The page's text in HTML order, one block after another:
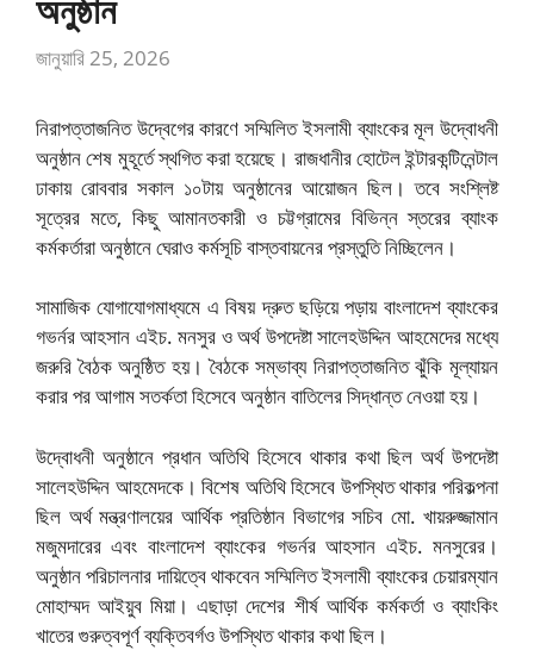
অনুষ্ঠান
জানুয়ারি 25, 2026
নিরাপত্তাজনিত উদ্বেগের কারণে সম্মিলিত ইসলামী ব্যাংকের মূল উদ্বোধনী
অনুষ্ঠান শেষ মুহূর্তে স্থগিত করা হয়েছে। রাজধানীর হোটেল ইন্টারকন্টিনেন্টাল
ঢাকায় রোববার সকাল ১০টায় অনুষ্ঠানের আয়োজন ছিল। তবে সংশ্লিষ্ট
সূত্রের মতে, কিছু আমানতকারী ও চট্টগ্রামের বিভিন্ন স্তরের ব্যাংক
কর্মকর্তারা অনুষ্ঠানে ঘেরাও কর্মসূচি বাস্তবায়নের প্রস্তুতি নিচ্ছিলেন।
সামাজিক যোগাযোগমাধ্যমে এ বিষয় দ্রুত ছড়িয়ে পড়ায় বাংলাদেশ ব্যাংকের
গভর্নর আহসান এইচ. মনসুর ও অর্থ উপদেষ্টা সালেহউদ্দিন আহমেদের মধ্যে
জরুরি বৈঠক অনুষ্ঠিত হয়। বৈঠকে সম্ভাব্য নিরাপত্তাজনিত ঝুঁকি মূল্যায়ন
করার পর আগাম সতর্কতা হিসেবে অনুষ্ঠান বাতিলের সিদ্ধান্ত নেওয়া হয়।
উদ্বোধনী অনুষ্ঠানে প্রধান অতিথি হিসেবে থাকার কথা ছিল অর্থ উপদেষ্টা
সালেহউদ্দিন আহমেদকে। বিশেষ অতিথি হিসেবে উপস্থিত থাকার পরিকল্পনা
ছিল অর্থ মন্ত্রণালয়ের আর্থিক প্রতিষ্ঠান বিভাগের সচিব মো. খায়রুজ্জামান
মজুমদারের এবং বাংলাদেশ ব্যাংকের গভর্নর আহসান এইচ. মনসুরের।
অনুষ্ঠান পরিচালনার দায়িত্বে থাকবেন সম্মিলিত ইসলামী ব্যাংকের চেয়ারম্যান
মোহাম্মদ আইয়ুব মিয়া। এছাড়া দেশের শীর্ষ আর্থিক কর্মকর্তা ও ব্যাংকিং
খাতের গুরুত্বপূর্ণ ব্যক্তিবর্গও উপস্থিত থাকার কথা ছিল।